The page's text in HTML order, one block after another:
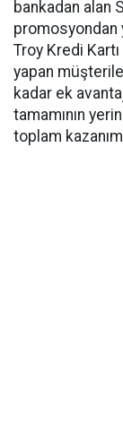
bankadan alan
promosyondan
Troy Kredi
yapan
kadar ek
tamamının
toplam